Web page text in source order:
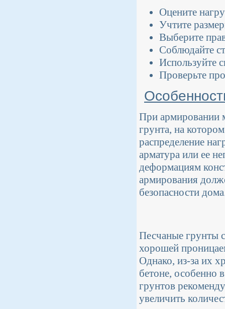
Оцените
Учтите
Выберите
Соблюдайте
Используйте
Проверьте
При армировании
грунта, на
распределение
арматура или ее
деформациям
армирования
безопасности
Песчаные грунты
хорошей
Однако, из-за их
бетоне, особенно
грунтов
увеличить